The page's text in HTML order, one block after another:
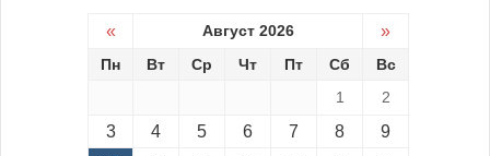
« Август 2026 »
Пн Вт Ср Чт Пт Сб
Вс
1
2
3 4 5 6 7 8
9